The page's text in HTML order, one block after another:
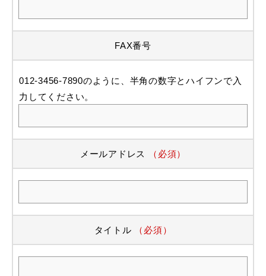
FAX番号
012-3456-7890のように、半角の数字とハイフンで入
力してください。
メールアドレス （必須）
タイトル （必須）